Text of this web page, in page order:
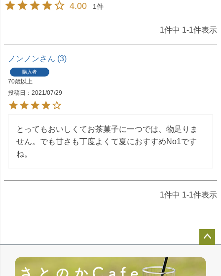
4.00 1
1件中 1-1件表示
ノンノン 3
購入者
70歳以上
投稿日
2021/07/29
とってもおいしくてお茶菓子に一つでは、物足りま
せん。でも甘さも丁度よくて夏におすすめNo1です
ね。
1件中 1-1件表示
ジト